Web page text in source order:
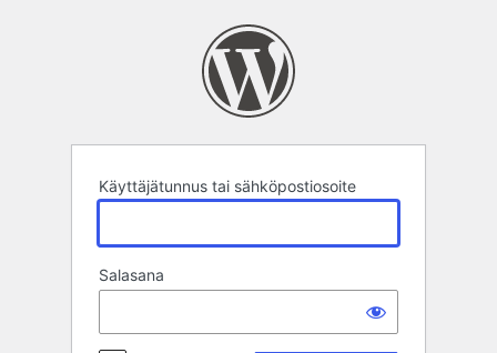
Käyttäjätunnus tai sähköpostiosoite
Salasana